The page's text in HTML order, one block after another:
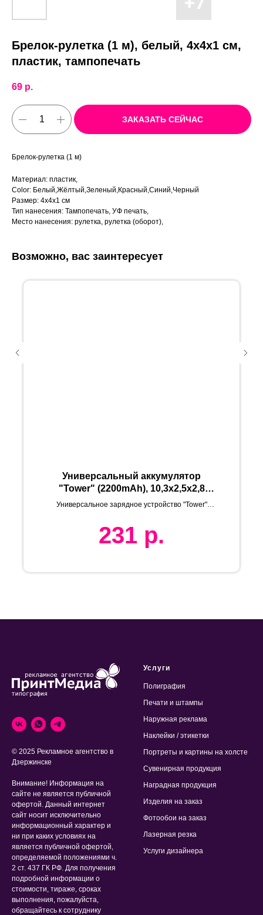
Брелок-рулетка (1 м), белый, 4х4х1 см,
пластик, тампопечать
69 р.
ЗАКАЗАТЬ СЕЙЧАС
Брелок-рулетка (1 м)
Материал: пластик,
Color: Белый,Жёлтый,Зеленый,Красный,Синий,Черный
Размер: 4х4х1 см
Тип нанесения: Тампопечать, УФ печать,
Место нанесения: рулетка, рулетка (оборот),
Возможно, вас заинтересует
Универсальный аккумулятор
"Tower" (2200mAh), 10,3х2,5х2,8
см,пластик, металл, шт
Универсальное зарядное устройство "Tower"
231 р.
© 2025 Рекламное агентство в
Дзержинске
Внимание! Информация на
сайте не является публичной
офертой. Данный интернет
сайт носит исключительно
информационный характер и
ни при каких условиях на
является публичной офертой,
определяемой положениями ч.
2 ст. 437 ГК РФ. Для получения
подробной информации о
стоимости, тираже, сроках
выполнения, пожалуйста,
обращайтесь к сотруднику
Услуги
Полиграфия
Печати и штампы
Наружная реклама
Наклейки / этикетки
Портреты и картины на холсте
Сувенирная продукция
Наградная продукция
Изделия на заказ
Фотообои на заказ
Лазерная резка
Услуги дизайнера